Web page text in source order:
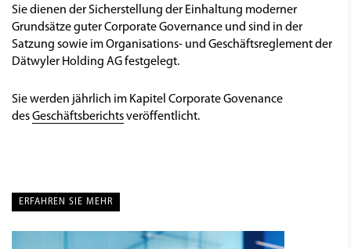
Sie dienen der Sicherstellung der Einhaltung moderner
Grundsätze guter Corporate Governance und sind in der
Satzung sowie im Organisations- und Geschäftsreglement der
Dätwyler Holding AG festgelegt.
Sie werden jährlich im Kapitel Corporate Govenance
desGeschäftsberichtsveröffentlicht.
ERFAHREN SIE MEHR